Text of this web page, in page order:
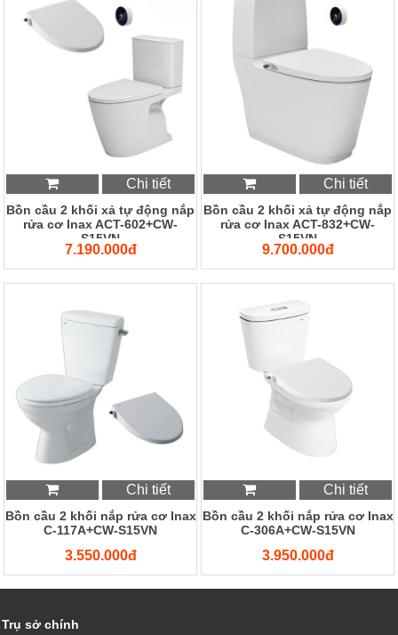
Chi tiết
Bồn cầu 2 khối xả tự động nắp
rửa cơ Inax ACT-602+CW-
S15VN
7.190.000đ
Chi tiết
Bồn cầu 2 khối xả tự động nắp
rửa cơ Inax ACT-832+CW-
S15VN
9.700.000đ
Chi tiết
Bồn cầu 2 khối nắp rửa cơ Inax
C-117A+CW-S15VN
3.550.000đ
Chi tiết
Bồn cầu 2 khối nắp rửa cơ Inax
C-306A+CW-S15VN
3.950.000đ
Trụ sở chính